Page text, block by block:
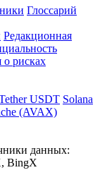
Глоссарий
Редакционная
о рисках
USDT Solana
(AVAX)
данных:
BingX